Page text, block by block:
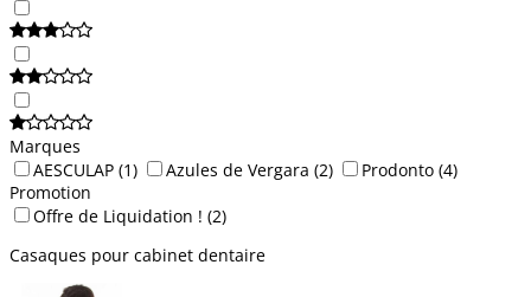
Marques
AESCULAP (1) Azules de Vergara (2) Prodonto (4)
Promotion
Offre de Liquidation ! (2)
Casaques pour cabinet dentaire